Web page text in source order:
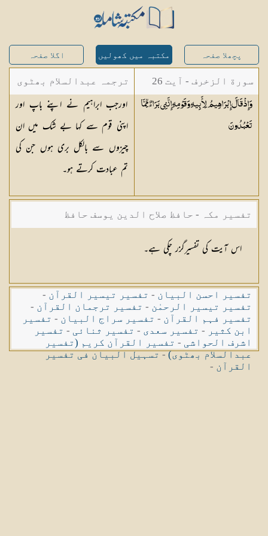
پچھلا صفحہ مکتبہ میں کھولیں اگلا صفحہ
سورة الزخرف - آیت 26
وَإِذْ قَالَ إِبْرَاهِيمُ لِأَبِيهِ وَقَوْمِهِ إِنَّنِي بَرَاءٌ مِّمَّا
تَعْبُدُونَ
ترجمہ عبدالسلام بھٹوی
- عبدالسلام بن محمد
اورجب ابراہیم نے اپنے باپ اور
اپنی قوم سے کہا بے شک میں ان
چیزوں سے بالکل بری ہوں جن کی
تم عبادت کرتے ہو۔
تفسیر مکہ - حافظ صلاح الدین یوسف حافظ
اس آیت کی تفسیرگزر چکی ہے۔
تفسیر احسن البیان - تفسیر تیسیر القرآن -
تفسیر تیسیر الرحمٰن - تفسیر ترجمان القرآن -
تفسیر فہم القرآن - تفسیر سراج البیان - تفسیر
ابن کثیر - تفسیر سعدی - تفسیر ثنائی - تفسیر
اشرف الحواشی - تفسیر القرآن کریم (تفسیر
عبدالسلام بھٹوی)-تسہیل البیان فی تفسیر
القرآن -